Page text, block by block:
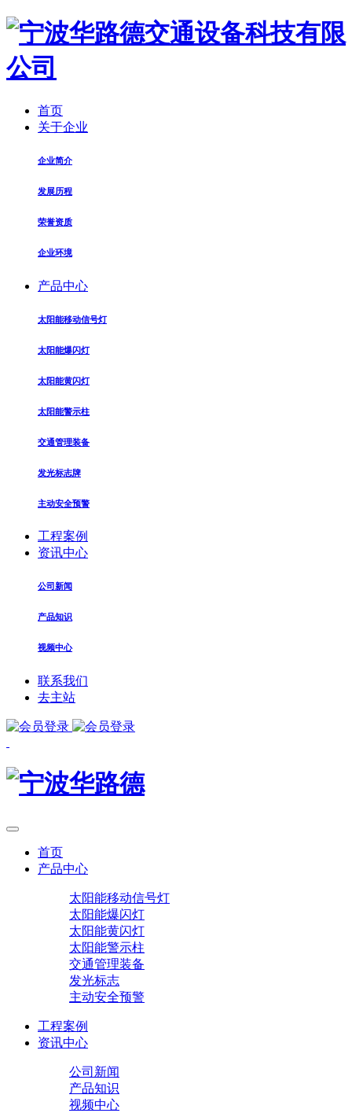
首页
关于企业
企业简介
发展历程
荣誉资质
企业环境
产品中心
太阳能移动信号灯
太阳能爆闪灯
太阳能黄闪灯
太阳能警示柱
交通管理装备
发光标志牌
主动安全预警
工程案例
资讯中心
公司新闻
产品知识
视频中心
联系我们
去主站
首页
产品中心
太阳能移动信号灯
太阳能爆闪灯
太阳能黄闪灯
太阳能警示柱
交通管理装备
发光标志
主动安全预警
工程案例
资讯中心
公司新闻
产品知识
视频中心